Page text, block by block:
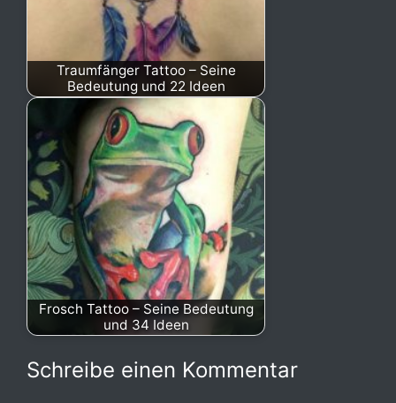
Traumfänger Tattoo – Seine
Bedeutung und 22 Ideen
Frosch Tattoo – Seine Bedeutung
und 34 Ideen
Schreibe einen Kommentar